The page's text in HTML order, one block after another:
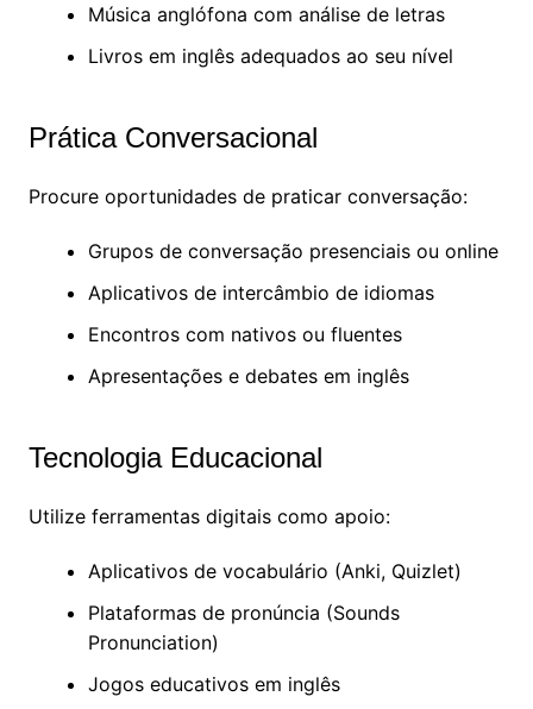
Música anglófona com análise de letras
Livros em inglês adequados ao seu nível
Prática Conversacional
Procure oportunidades de praticar conversação:
Grupos de conversação presenciais ou online
Aplicativos de intercâmbio de idiomas
Encontros com nativos ou fluentes
Apresentações e debates em inglês
Tecnologia Educacional
Utilize ferramentas digitais como apoio:
Aplicativos de vocabulário (Anki, Quizlet)
Plataformas de pronúncia (Sounds
Pronunciation)
Jogos educativos em inglês